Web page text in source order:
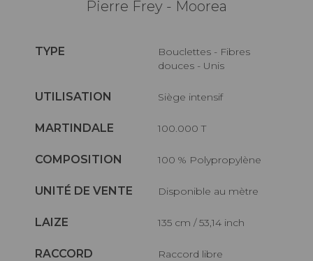
Pierre Frey - Moorea
TYPE
Bouclettes - Fibres
douces - Unis
UTILISATION Siège intensif
MARTINDALE 100.000 T
COMPOSITION 100 % Polypropylène
UNITÉ DE VENTE Disponible au mètre
LAIZE 135 cm / 53,14 inch
RACCORD Raccord libre